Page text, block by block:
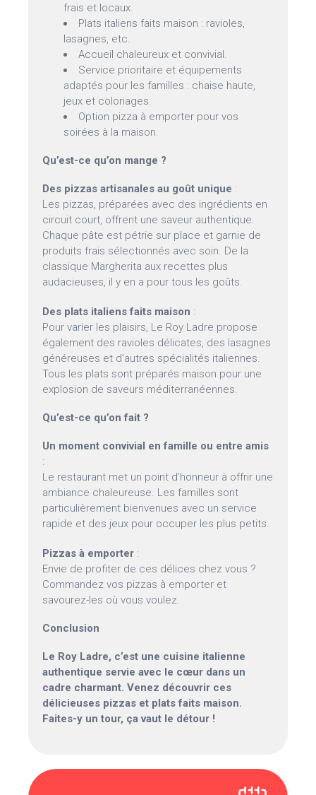
frais et locaux.
Plats italiens faits maison : ravioles,
lasagnes, etc.
Accueil chaleureux et convivial.
Service prioritaire et équipements
adaptés pour les familles : chaise haute,
jeux et coloriages.
Option pizza à emporter pour vos
soirées à la maison.
Qu’est-ce qu’on mange ?
Des pizzas artisanales au goût unique :
Les pizzas, préparées avec des ingrédients en
circuit court, offrent une saveur authentique.
Chaque pâte est pétrie sur place et garnie de
produits frais sélectionnés avec soin. De la
classique Margherita aux recettes plus
audacieuses, il y en a pour tous les goûts.
Des plats italiens faits maison :
Pour varier les plaisirs, Le Roy Ladre propose
également des ravioles délicates, des lasagnes
généreuses et d’autres spécialités italiennes.
Tous les plats sont préparés maison pour une
explosion de saveurs méditerranéennes.
Qu’est-ce qu’on fait ?
Un moment convivial en famille ou entre amis
:
Le restaurant met un point d’honneur à offrir une
ambiance chaleureuse. Les familles sont
particulièrement bienvenues avec un service
rapide et des jeux pour occuper les plus petits.
Pizzas à emporter :
Envie de profiter de ces délices chez vous ?
Commandez vos pizzas à emporter et
savourez-les où vous voulez.
Conclusion
Le Roy Ladre, c’est une cuisine italienne
authentique servie avec le cœur dans un
cadre charmant. Venez découvrir ces
délicieuses pizzas et plats faits maison.
Faites-y un tour, ça vaut le détour !